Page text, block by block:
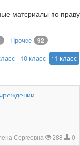
материалы по праву
Прочее 92
10 класс 11 класс
Сергеевна 288 0